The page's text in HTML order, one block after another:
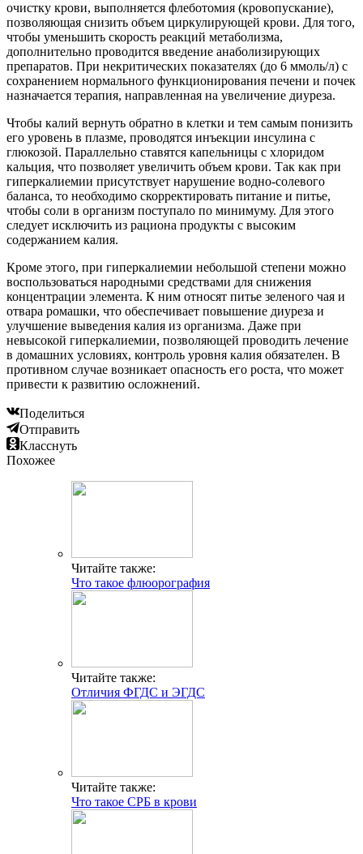
очистку крови, выполняется флеботомия (кровопускание),
позволяющая снизить объем циркулирующей крови. Для того,
чтобы уменьшить скорость реакций метаболизма,
дополнительно проводится введение анаболизирующих
препаратов. При некритических показателях (до 6 ммоль/л) с
сохранением нормального функционирования печени и почек
назначается терапия, направленная на увеличение диуреза.
Чтобы калий вернуть обратно в клетки и тем самым понизить
его уровень в плазме, проводятся инъекции инсулина с
глюкозой. Параллельно ставятся капельницы с хлоридом
кальция, что позволяет увеличить объем крови. Так как при
гиперкалиемии присутствует нарушение водно-солевого
баланса, то необходимо скорректировать питание и питье,
чтобы соли в организм поступало по минимуму. Для этого
следует исключить из рациона продукты с высоким
содержанием калия.
Кроме этого, при гиперкалиемии небольшой степени можно
воспользоваться народными средствами для снижения
концентрации элемента. К ним относят питье зеленого чая и
отвара ромашки, что обеспечивает повышение диуреза и
улучшение выведения калия из организма. Даже при
невысокой гиперкалиемии, позволяющей проводить лечение
в домашних условиях, контроль уровня калия обязателен. В
противном случае возникает опасность его роста, что может
привести к развитию осложнений.
Поделиться
Отправить
Класснуть
Похожее
Читайте также:
Что такое флюорография
Читайте также:
Отличия ФГДС и ЭГДС
Читайте также:
Что такое СРБ в крови